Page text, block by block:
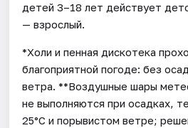
детей 3–18 лет действует
— взрослый.
*Холи и пенная дискотека
благоприятной погоде: без
ветра. **Воздушные шары
не выполняются при осадках,
25°C и порывистом ветре;